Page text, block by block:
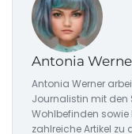
Antonia
Antonia Werner
Journalistin mit
Wohlbefinden sowie
zahlreiche Artikel zu